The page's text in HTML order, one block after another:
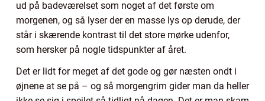
ud på badeværelset som noget af det første om
morgenen, og så lyser der en masse lys op derude, der
står i skærende kontrast til det store mørke udenfor,
som hersker på nogle tidspunkter af året.
Det er lidt for meget af det gode og gør næsten ondt i
øjnene at se på – og så morgengrim gider man da heller